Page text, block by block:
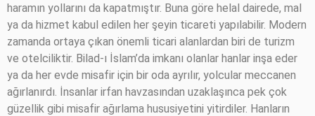
haramın yollarını da kapatmıştır. Buna göre helal dairede, mal
ya da hizmet kabul edilen her şeyin ticareti yapılabilir. Modern
zamanda ortaya çıkan önemli ticari alanlardan biri de turizm
ve otelciliktir. Bilad-ı İslam’da imkanı olanlar hanlar inşa eder
ya da her evde misafir için bir oda ayrılır, yolcular meccanen
ağırlanırdı. İnsanlar irfan havzasından uzaklaşınca pek çok
güzellik gibi misafir ağırlama hususiyetini yitirdiler. Hanların